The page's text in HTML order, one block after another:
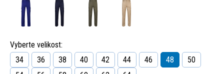
Vyberte velikost:
34
36 38 40 42 44 46 48
50